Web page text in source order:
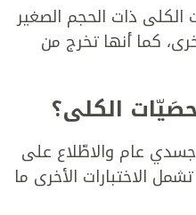
الكلى ذات الحجم الصغير
كما أنها تخرج من
الكلى؟
عام والاطّلاع على
الاختبارات الأخرى ما